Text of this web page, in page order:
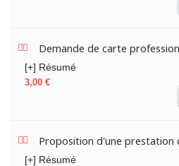
Demande de carte
[+] Résumé
Prix
3,00 €
Proposition d'une prestation
[+] Résumé